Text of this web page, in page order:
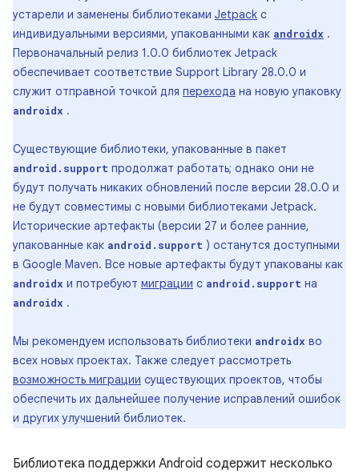
устарели и заменены библиотеками Jetpack с
индивидуальными версиями, упакованными как androidx .
Первоначальный релиз 1.0.0 библиотек Jetpack
обеспечивает соответствие Support Library 28.0.0 и
служит отправной точкой для перехода на новую упаковку
androidx .
Существующие библиотеки, упакованные в пакет
android.support продолжат работать; однако они не
будут получать никаких обновлений после версии 28.0.0 и
не будут совместимы с новыми библиотеками Jetpack.
Исторические артефакты (версии 27 и более ранние,
упакованные как android.support ) останутся доступными
в Google Maven. Все новые артефакты будут упакованы как
androidx и потребуют миграции с android.support на
androidx .
Мы рекомендуем использовать библиотеки androidx во
всех новых проектах. Также следует рассмотреть
возможность миграции существующих проектов, чтобы
обеспечить их дальнейшее получение исправлений ошибок
и других улучшений библиотек.
Библиотека поддержки Android содержит несколько